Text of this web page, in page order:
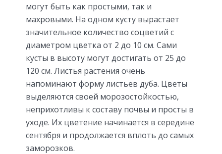
могут быть как простыми, так и
махровыми. На одном кусту вырастает
значительное количество соцветий с
диаметром цветка от 2 до 10 см. Сами
кусты в высоту могут достигать от 25 до
120 см. Листья растения очень
напоминают форму листьев дуба. Цветы
выделяются своей морозостойкостью,
неприхотливы к составу почвы и просты в
уходе. Их цветение начинается в середине
сентября и продолжается вплоть до самых
заморозков.